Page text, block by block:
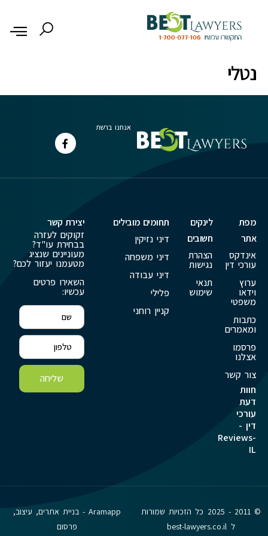
נטלי
אנחנו ברשת
מפת
אתר
אינדקס
עורכי דין
ערוץ
וידאו
משפטי
כתבות
ומאמרים
פרסמו
אצלנו
צור קשר
חוות
דעת
עורכי
דין -
Reviews-
IL
לינקים
חשובים
הצהרת
נגישות
תנאי
שימוש
תחומים מובילים
דיני נזיקין
דיני משפחה
דיני עבודה
פלילי
קניין רוחני
יצירת קשר
זקוקים לעזרה
בבחירת עו"ד?
מעוניינים שנציג
מטעמנו יעזור לכם?
השאירו פרטים
עכשיו:
שליחה
© 2011 - 2025 כל הזכויות שמורות
ל best-lawyers.co.il
Aramapp - בניית אתרים, עיצוב,
פרסום